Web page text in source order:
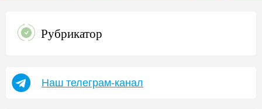
Рубрикатор
Наш телеграм-канал